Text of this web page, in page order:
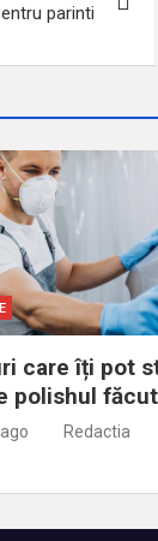
parinti
care îți pot
polishul
Redactia